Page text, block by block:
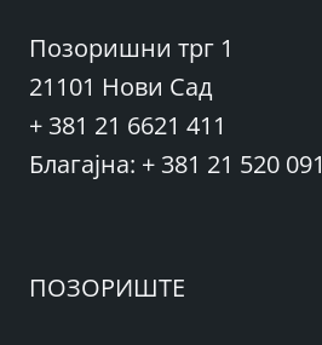
Позоришни трг 1
21101 Нови Сад
+ 381 21 6621 411
Благајна: + 381 21 520 091
ПОЗОРИШТЕ